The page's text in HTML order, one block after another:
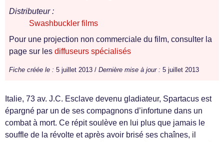
Distributeur :
Swashbuckler films
Pour une projection non commerciale du film, consulter la
page sur les diffuseurs spécialisés
Fiche créée le : 5 juillet 2013 / Dernière mise à jour : 5 juillet 2013
Italie, 73 av. J.C. Esclave devenu gladiateur, Spartacus est
épargné par un de ses compagnons d’infortune dans un
combat à mort. Ce répit soulève en lui plus que jamais le
souffle de la révolte et après avoir brisé ses chaînes, il